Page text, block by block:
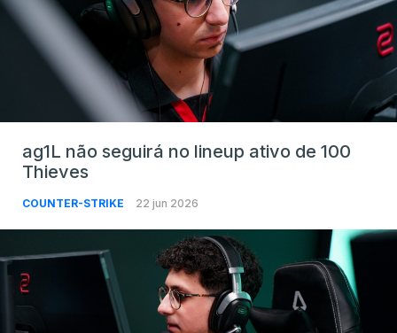
ag1L não seguirá no lineup ativo de 100
Thieves
COUNTER-STRIKE 22 jun 2026